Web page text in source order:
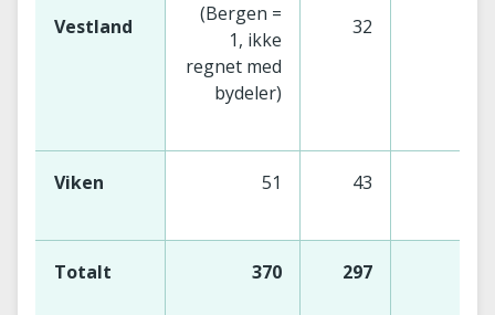
Totalt 370 297
Vestland
(Bergen =
1, ikke
regnet med
bydeler)
32
Viken 51 43